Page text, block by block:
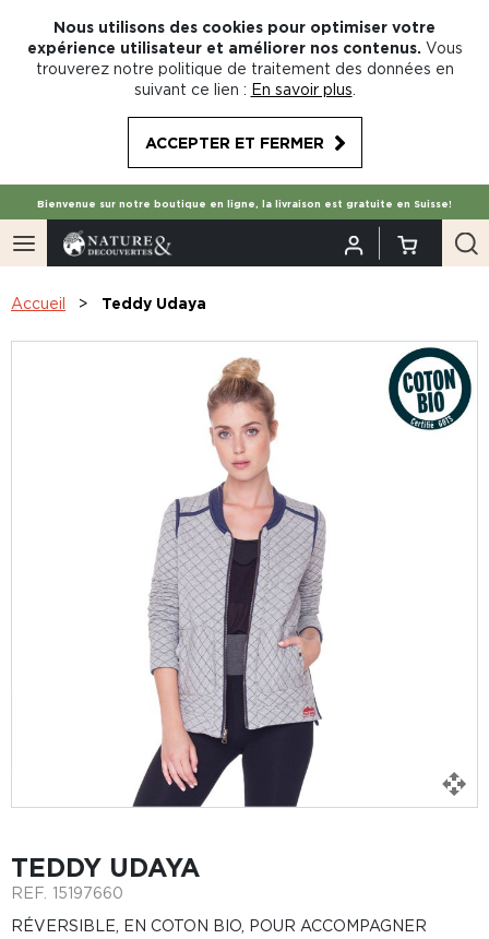
Nous utilisons des cookies pour optimiser votre
expérience utilisateur et améliorer nos contenus. Vous
trouverez notre politique de traitement des données en
suivant ce lien : En savoir plus
ACCEPTER ET FERMER
Bienvenue sur notre boutique en ligne, la livraison est gratuite en Suisse!
Accueil Teddy Udaya
TEDDY UDAYA
REF. 15197660
RÉVERSIBLE, EN COTON BIO, POUR ACCOMPAGNER